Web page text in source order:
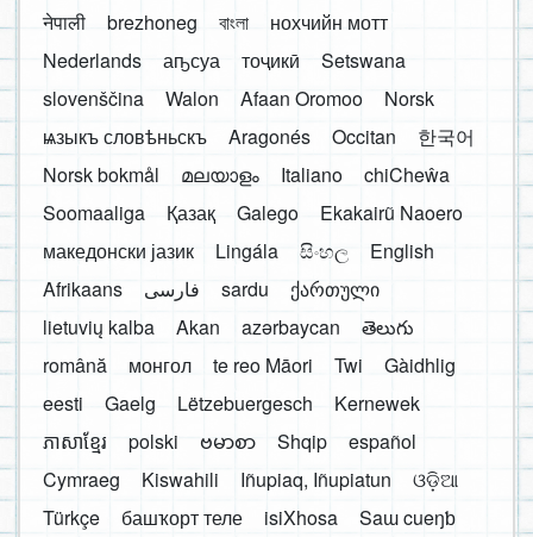
नेपाली brezhoneg বাংলা
нохчийн мотт
Nederlands
аҧсуа тоҷикӣ
Setswana
slovenščina
Walon Afaan Oromoo
Norsk
ѩзыкъ словѣньскъ
Aragonés Occitan
한국어
Norsk bokmål
മലയാളം Italiano
chiCheŵa
Soomaaliga
Қазақ Galego
Ekakairũ Naoero
македонски јазик
Lingála සිංහල
English
Afrikaans
فارسی sardu
ქართული
lietuvių kalba
Akan azərbaycan
తెలుగు
română
монгол te reo Māori Twi
Gàidhlig
eesti
Gaelg Lëtzebuergesch
Kernewek
ភាសាខ្មែរ
polski ဗမာစာ Shqip
español
Cymraeg
Kiswahili Iñupiaq, Iñupiatun
ଓଡ଼ିଆ
Türkçe
башҡорт теле isiXhosa
Saɯ cueŋƅ